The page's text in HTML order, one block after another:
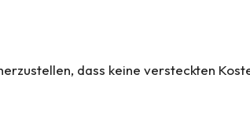
dass keine versteckten